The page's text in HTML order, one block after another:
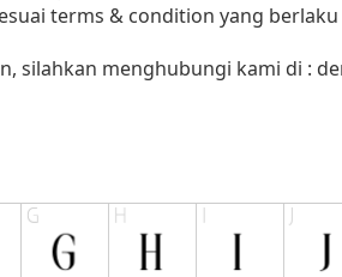
terms & condition yang
silahkan menghubungi kami di :